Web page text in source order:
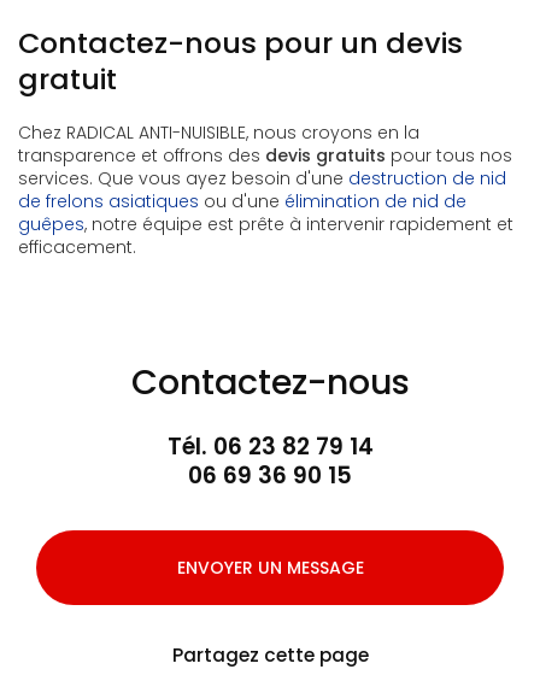
Contactez-nous pour un devis
gratuit
Chez RADICAL ANTI-NUISIBLE, nous croyons en la
transparence et offrons des devis gratuits pour tous nos
services. Que vous ayez besoin d'une destruction de nid
de frelons asiatiques ou d'une élimination de nid de
guêpes, notre équipe est prête à intervenir rapidement et
efficacement.
Contactez-nous
Tél. 06 23 82 79 14
06 69 36 90 15
ENVOYER UN MESSAGE
Partagez cette page